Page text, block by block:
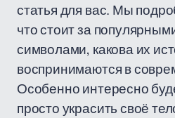
статья для вас. Мы
что стоит за
символами, какова их
воспринимаются в
Особенно интересно
просто украсить своё